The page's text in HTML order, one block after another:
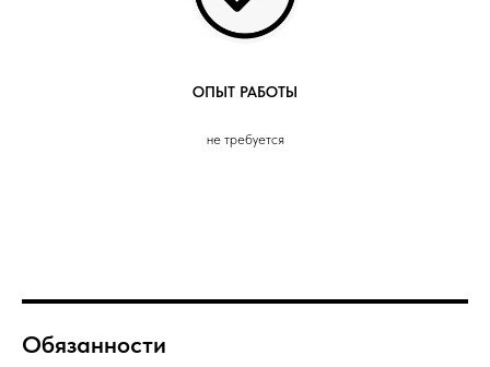
ОПЫТ РАБОТЫ
не требуется
Обязанности